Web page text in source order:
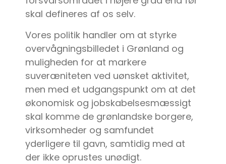
skal defineres af os selv.
Vores politik handler om at styrke
overvågningsbilledet i Grønland og
muligheden for at markere
suveræniteten ved uønsket aktivitet,
men med et udgangspunkt om at det
økonomisk og jobskabelsesmæssigt
skal komme de grønlandske borgere,
virksomheder og samfundet
yderligere til gavn, samtidig med at
der ikke oprustes unødigt.